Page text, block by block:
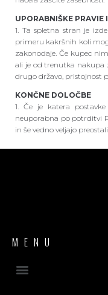
UPORABNIŠKE PRAVIE
1. Ta spletna stran je
primeru kakršnih koli
zakonodaje. Če kupec
ali je od trenutka nakupa
drugo državo, pristojnost
KONČNE DOLOČBE
1. Če je katera
neuporabna po potrditvi
in še vedno veljajo
MENU